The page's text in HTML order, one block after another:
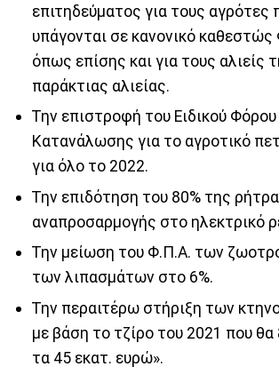
επιτηδεύματος για τους αγρότες
υπάγονται σε κανονικό
όπως επίσης και για τους αλιείς
παράκτιας αλιείας.
Την επιστροφή του Ειδικού Φόρου
Κατανάλωσης για το αγροτικό
για όλο το 2022.
Την επιδότηση του 80% της
αναπροσαρμογής στο ηλεκτρικό
Την μείωση του Φ.Π.Α. των
των λιπασμάτων στο 6%.
Την περαιτέρω στήριξη των
με βάση το τζίρο του 2021 που θα
τα 45 εκατ. ευρώ».